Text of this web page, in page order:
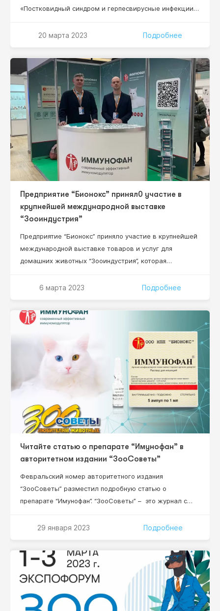
«Постковидный синдром и герпесвирусные инфекции»,
Уважаемые коллеги, приглашаем всех желающих
Нестерова Ирина Вадимовна –– д.м.н., профессор,
профессор кафедры клинической иммунологии,
аллергологии и адаптологии ФНМО МИ, ФГАОУ ВО
«Российский университет дружбы народов»
Минобрнауки…
20 марта 2023 Подробнее
Предприятие “Бионокс” принял0 участие в
крупнейшей международной выставке
“Зооиндустрия”
Предприятие “Бионокс” приняло участие в крупнейшей
международной выставке товаров и услуг для
домашних животных “Зооиндустрия”, которая
“ЭКСПОФОРУМ” в Санкт-Петербурге. Три дня выставки
зооветеринарного бизнеса: дистрибьюторы,
ветеринарные врачи, заводчики собак и кошек.
Посетители нашего стенда напрямую задавали
вопросы по сотрудничеству и представлению
препарата…
6 марта 2023 Подробнее
Читайте статью о препарате “Имунофан” в
авторитетном издании “ЗооСоветы”
Февральский номер авторитетного издания
“ЗооСоветы” разместил подробную статью о
препарате “Имунофан”. “ЗооСоветы” – это журнал с
любителей домашних животных. В нем рекомендации
все сотрудники издания имеют специальное
образование и большинство — кандидатские степени.
Читайте статью о препарате “Имунофан” уже 15
29 января 2023 Подробнее